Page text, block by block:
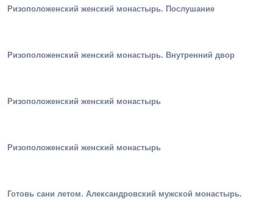
Ризоположенский женский монастырь. Послушание
Ризоположенский женский монастырь. Внутренний двор
Ризоположенский женский монастырь
Ризоположенский женский монастырь
Готовь сани летом. Александровский мужской монастырь.